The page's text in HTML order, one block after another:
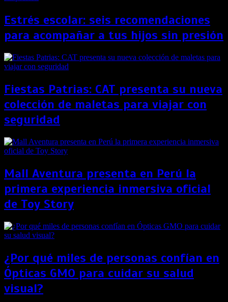
Estrés escolar: seis recomendaciones
para acompañar a tus hijos sin presión
Fiestas Patrias: CAT presenta su nueva
colección de maletas para viajar con
seguridad
Mall Aventura presenta en Perú la
primera experiencia inmersiva oficial
de Toy Story
¿Por qué miles de personas confían en
Ópticas GMO para cuidar su salud
visual?